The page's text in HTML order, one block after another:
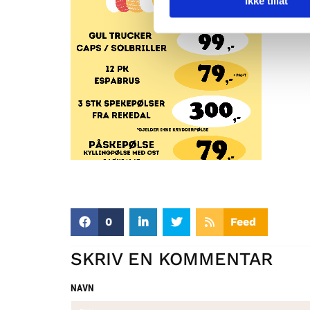
0 Feed
SKRIV EN KOMMENTAR
NAVN